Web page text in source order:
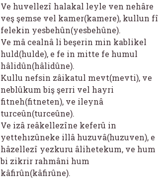
Ve huvellezî halakal leyle ven nehâre
veş şemse vel kamer(kamere), kullun fî
felekin yesbehûn(yesbehûne).
Ve mâ cealnâ li beşerin min kablikel
huld(hulde), e fe in mitte fe humul
hâlidûn(hâlidûne).
Kullu nefsin zâikatul mevt(mevti), ve
neblûkum biş şerri vel hayri
fitneh(fitneten), ve ileynâ
turceûn(turceûne).
Ve izâ reâkellezîne keferû in
yettehızûneke illâ huzuvâ(huzuven), e
hâzellezî yezkuru âlihetekum, ve hum
bi zikrir rahmâni hum
kâfirûn(kâfirûne).